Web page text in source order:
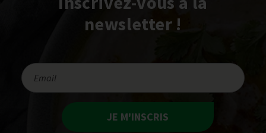
newsletter !
JE M'INSCRIS